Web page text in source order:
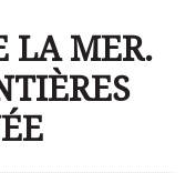
LA MER.